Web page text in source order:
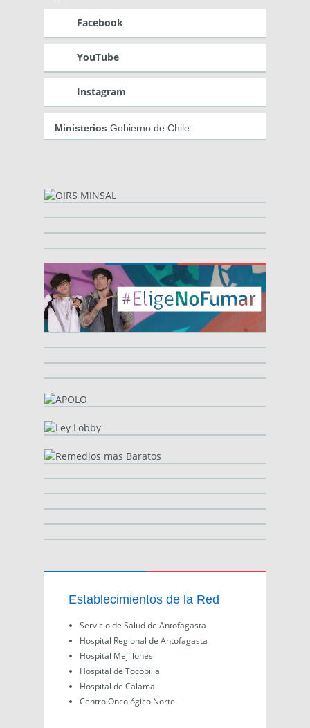
Facebook
YouTube
Instagram
Ministerios Gobierno de Chile
Establecimientos de la Red
Servicio de Salud de Antofagasta
Hospital Regional de Antofagasta
Hospital Mejillones
Hospital de Tocopilla
Hospital de Calama
Centro Oncológico Norte